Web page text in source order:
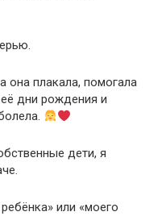
она плакала, помогала
дни рождения и
дети, я
или «моего